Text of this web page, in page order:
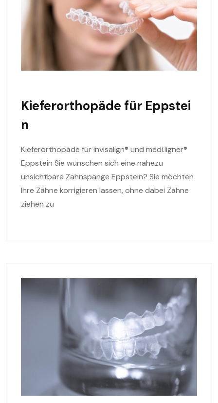
Kieferorthopäde für Eppstei
n
Kieferorthopäde für Invisalign® und medi.ligner®
Eppstein Sie wünschen sich eine nahezu
unsichtbare Zahnspange Eppstein? Sie möchten
Ihre Zähne korrigieren lassen, ohne dabei Zähne
ziehen zu